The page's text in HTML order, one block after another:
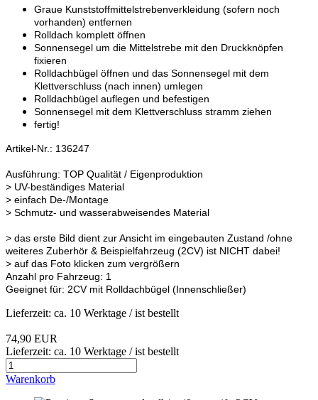
Graue Kunststoffmittelstrebenverkleidung (sofern noch
vorhanden) entfernen
Rolldach komplett öffnen
Sonnensegel um die Mittelstrebe mit den Druckknöpfen
fixieren
Rolldachbügel öffnen und das Sonnensegel mit dem
Klettverschluss (nach innen) umlegen
Rolldachbügel auflegen und befestigen
Sonnensegel mit dem Klettverschluss stramm ziehen
fertig!
Artikel-Nr.: 136247
Ausführung: TOP Qualität / Eigenproduktion
> UV-beständiges Material
> einfach De-/Montage
> Schmutz- und wasserabweisendes Material
> das erste Bild dient zur Ansicht im eingebauten Zustand /ohne
weiteres Zuberhör & Beispielfahrzeug (2CV) ist NICHT dabei!
> auf das Foto klicken zum vergrößern
Anzahl pro Fahrzeug: 1
Geeignet für: 2CV mit Rolldachbügel (Innenschließer)
Lieferzeit: ca. 10 Werktage / ist bestellt
74,90 EUR
Lieferzeit: ca. 10 Werktage / ist bestellt
Warenkorb